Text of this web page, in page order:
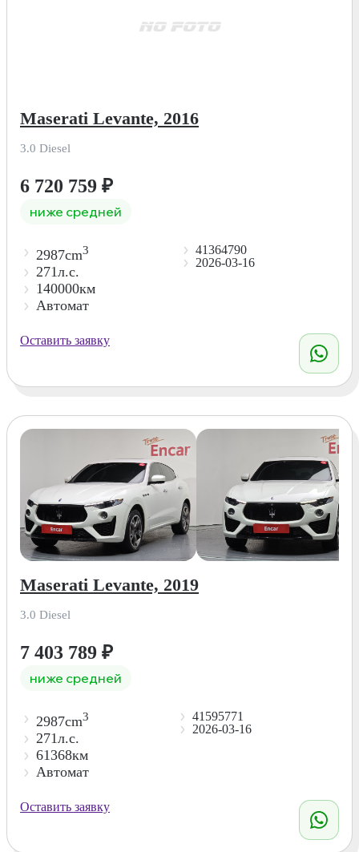
Maserati Levante, 2016
3.0 Diesel
6 720 759 ₽
ниже средней
2987cm3
271л.с.
140000км
Автомат
41364790
2026-03-16
Оставить заявку
Maserati Levante, 2019
3.0 Diesel
7 403 789 ₽
ниже средней
2987cm3
271л.с.
61368км
Автомат
41595771
2026-03-16
Оставить заявку